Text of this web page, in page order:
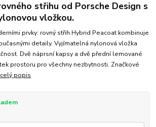
střihu od Porsche Design s
vložkou.
prvky: rovný střih Hybrid Peacoat kombinuje
detaily. Vyjímatelná nylonová vložka
Dvě náprsní kapsy a dvě přední lemované
prostoru pro všechny nezbytnosti. Značkové
celý popis